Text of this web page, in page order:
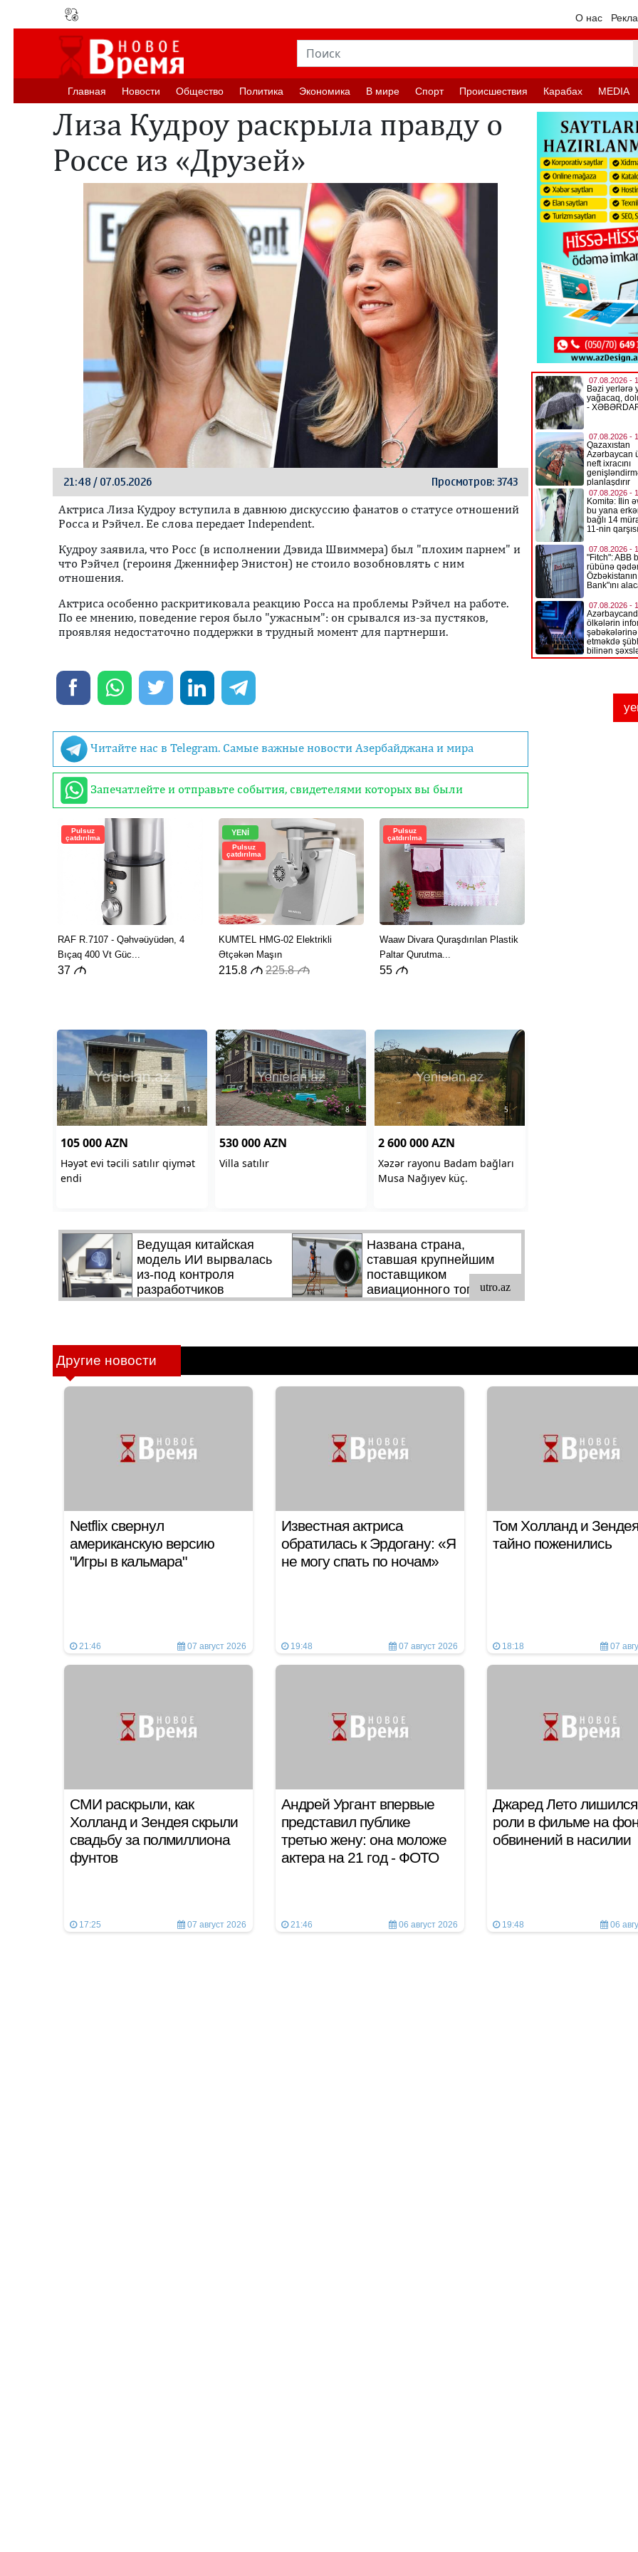
О нас
Главная Новости Oбщество Политика Экономика В мире Спорт Происшествия Карабах MEDIA
Лиза Кудроу раскрыла правду о
Россе из «Друзей»
21:48 / 07.05.2026 Просмотров: 3743
Актриса Лиза Кудроу вступила в давнюю дискуссию фанатов о статусе отношений
Росса и Рэйчел. Ее слова передает Independent.
Кудроу заявила, что Росс (в исполнении Дэвида Швиммера) был "плохим парнем" и
что Рэйчел (героиня Дженнифер Энистон) не стоило возобновлять с ним
отношения.
Актриса особенно раскритиковала реакцию Росса на проблемы Рэйчел на работе.
По ее мнению, поведение героя было "ужасным": он срывался из‑за пустяков,
проявляя недостаточно поддержки в трудный момент для партнерши.
Читайте нас в Telegram. Самые важные новости Азербайджана и мира
Запечатлейте и отправьте события, свидетелями которых вы были
Другие новости
Netflix свернул
американскую версию
"Игры в кальмара"
21:46 07 август 2026
Известная актриса
обратилась к Эрдогану: «Я
не могу спать по ночам»
19:48 07 август 2026
Том Холланд и Зендея
тайно поженились
18:18 07
СМИ раскрыли, как
Холланд и Зендея скрыли
свадьбу за полмиллиона
фунтов
17:25 07 август 2026
Андрей Ургант впервые
представил публике
третью жену: она моложе
актера на 21 год - ФОТО
21:46 06 август 2026
Джаред Лето лишился
роли в фильме на
обвинений в насилии
19:48 06